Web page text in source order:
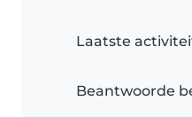
Laatste
Beantwoorde